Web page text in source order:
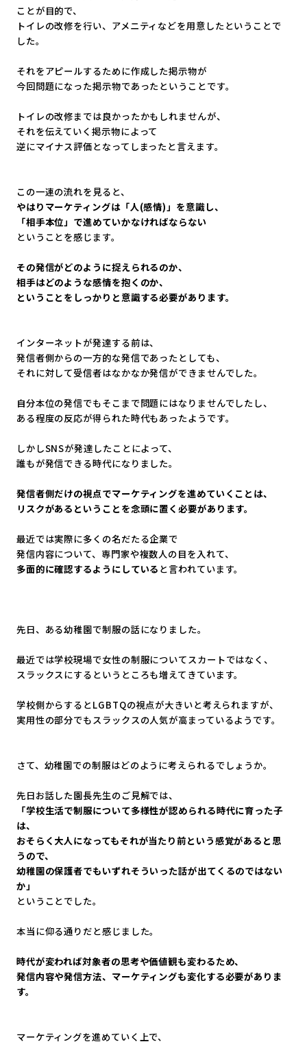
ことが目的で、
トイレの改修を行い、 アメニティなどを用意したということで
した。
それをアピールするために作成した掲示物が
今回問題になった掲示物であったということです。
トイレの改修までは良かったかもしれませんが、
それを伝えていく掲示物によって
逆にマイナス評価となってしまったと言えます。
この一連の流れを見ると、
やはりマーケティングは「人(感情)」を意識し、
「相手本位」で進めていかなければならない
ということを感じます。
その発信がどのように捉えられるのか、
相手はどのような感情を抱くのか、
ということをしっかりと意識する必要があります。
インターネットが発達する前は、
発信者側からの一方的な発信であったとしても、
それに対して受信者はなかなか発信ができませんでした。
自分本位の発信でもそこまで問題にはなりませんでしたし、
ある程度の反応が得られた時代もあったようです。
しかしSNSが発達したことによって、
誰もが発信できる時代になりました。
発信者側だけの視点でマーケティングを進めていくことは、
リスクがあるということを念頭に置く必要があります。
最近では実際に多くの名だたる企業で
発信内容について、専門家や複数人の目を入れて、
多面的に確認するようにしている と言われています。
先日、ある幼稚園で制服の話になりました。
最近では学校現場で女性の制服についてスカートではなく、
スラックスにするというところも増えてきています。
学校側からするとLGBTQの視点が大きいと考えられますが、
実用性の部分でもスラックスの人気が高まっているようです。
さて、幼稚園での制服はどのように考えられるでしょうか。
先日お話した園長先生のご見解では、
「学校生活で制服について多様性が認められる時代に育った子
は、
おそらく大人になってもそれが当たり前という感覚があると思
うので、
幼稚園の保護者でもいずれそういった話が出てくるのではない
か」
ということでした。
本当に仰る通りだと感じました。
時代が変われば対象者の思考や価値観も変わるため、
発信内容や発信方法、マーケティングも変化する必要がありま
す。
マーケティングを進めていく上で、